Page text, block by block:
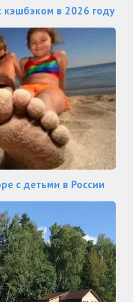
кэшбэком в 2026 году
с детьми в России